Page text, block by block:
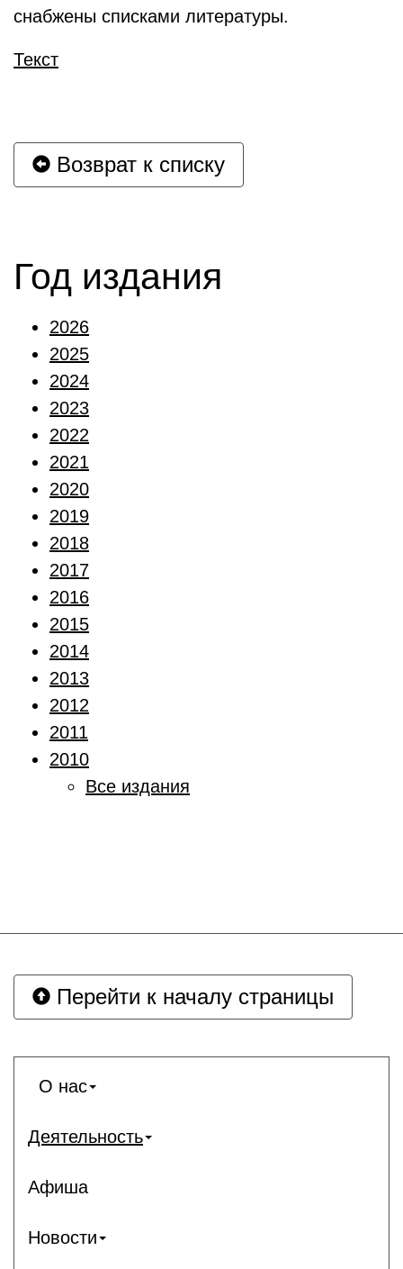
снабжены списками литературы.
Текст
Возврат к списку
Год издания
2026
2025
2024
2023
2022
2021
2020
2019
2018
2017
2016
2015
2014
2013
2012
2011
2010
Все издания
Перейти к началу страницы
О нас
Деятельность
Афиша
Новости